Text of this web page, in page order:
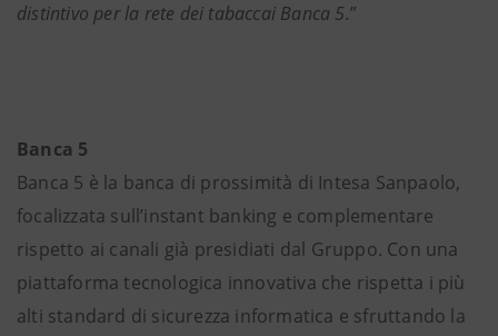
distintivo per la rete dei tabaccai Banca 5.”
Banca 5
Banca 5 è la banca di prossimità di Intesa Sanpaolo,
focalizzata sull’instant banking e complementare
rispetto ai canali già presidiati dal Gruppo. Con una
piattaforma tecnologica innovativa che rispetta i più
alti standard di sicurezza informatica e sfruttando la